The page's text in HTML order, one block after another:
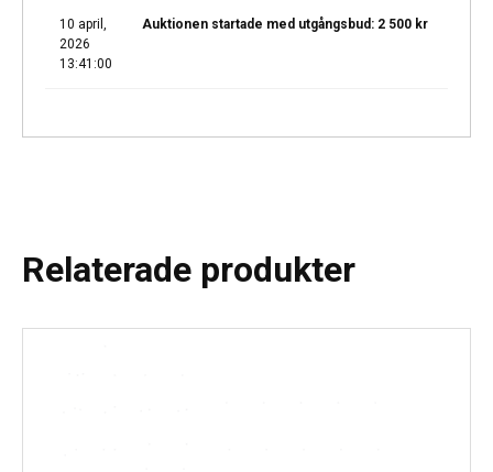
10 april,
2026
13:41:00
Auktionen startade med utgångsbud: 2 500 kr
Relaterade produkter